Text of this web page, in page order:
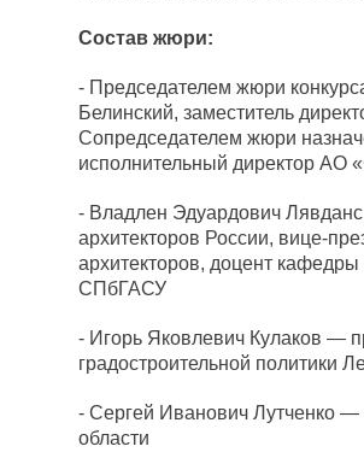
Состав жюри:
- Председателем жюри
Белинский, заместитель
Сопредседателем жюри
исполнительный директор
- Владлен Эдуардович
архитекторов России, вице-
архитекторов, доцент кафедры
СПбГАСУ
- Игорь Яковлевич Кулаков —
градостроительной политики
- Сергей Иванович Лутченко —
области